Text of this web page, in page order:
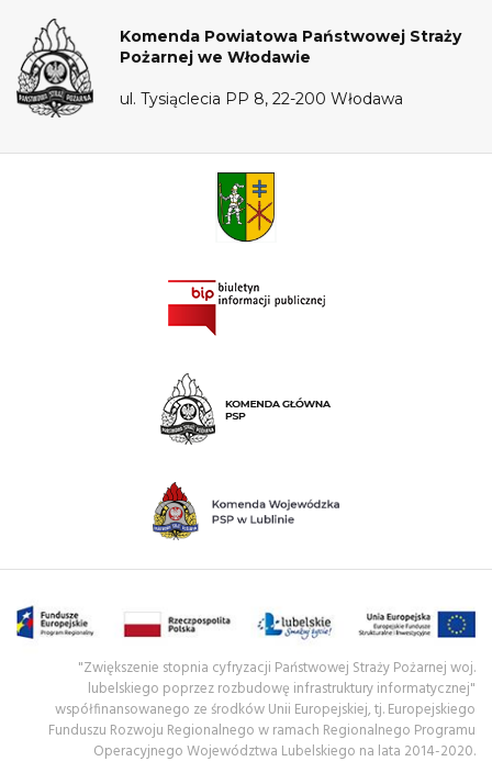
Komenda Powiatowa Państwowej Straży
Pożarnej we Włodawie
ul. Tysiąclecia PP 8, 22-200 Włodawa
"Zwiększenie stopnia cyfryzacji Państwowej Straży Pożarnej woj.
lubelskiego poprzez rozbudowę infrastruktury informatycznej"
współfinansowanego ze środków Unii Europejskiej, tj. Europejskiego
Funduszu Rozwoju Regionalnego w ramach Regionalnego Programu
Operacyjnego Województwa Lubelskiego na lata 2014-2020.